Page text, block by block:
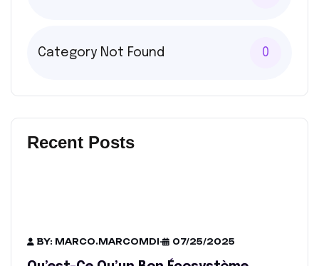
Category Not Found 0
Recent Posts
BY: MARCO.MARCOMDI - 07/25/2025